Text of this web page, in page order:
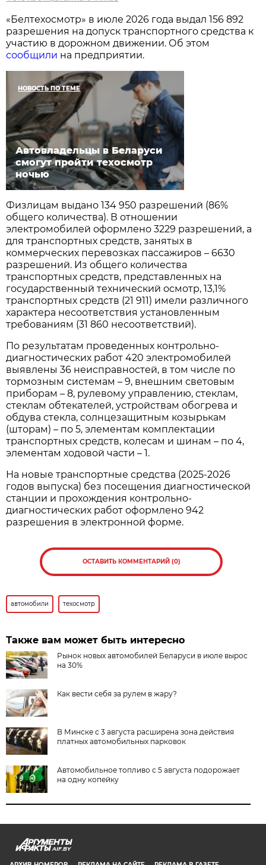
«Белтехосмотр» в июле 2026 года выдал 156 892
разрешения на допуск транспортного средства к
участию в дорожном движении. Об этом
сообщили на предприятии.
НОВОСТЬ ПО ТЕМЕ
Автовладельцы в Беларуси
смогут пройти техосмотр
ночью
Физлицам выдано 134 950 разрешений (86%
общего количества). В отношении
электромобилей оформлено 3229 разрешений, а
для транспортных средств, занятых в
коммерческих перевозках пассажиров – 6630
разрешений. Из общего количества
транспортных средств, представленных на
государственный технический осмотр, 13,1%
транспортных средств (21 911) имели различного
характера несоответствия установленным
требованиям (31 860 несоответствий).
По результатам проведенных контрольно-
диагностических работ 420 электромобилей
выявлены 36 неисправностей, в том числе по
тормозным системам – 9, внешним световым
приборам – 8, рулевому управлению, стеклам,
стеклам обтекателей, устройствам обогрева и
обдува стекла, солнцезащитным козырькам
(шторам) – по 5, элементам комплектации
транспортных средств, колесам и шинам – по 4,
элементам ходовой части – 1.
На новые транспортные средства (2025-2026
годов выпуска) без посещения диагностической
станции и прохождения контрольно-
диагностических работ оформлено 942
разрешения в электронной форме.
ОСТАВИТЬ КОММЕНТАРИЙ (0)
автомобили техосмотр
Также вам может быть интересно
Рынок новых автомобилей Беларуси в июле вырос
на 30%
Как вести себя за рулем в жару?
В Минске с 3 августа расширена зона действия
платных автомобильных парковок
Автомобильное топливо с 5 августа подорожает
на одну копейку
AIF.BY